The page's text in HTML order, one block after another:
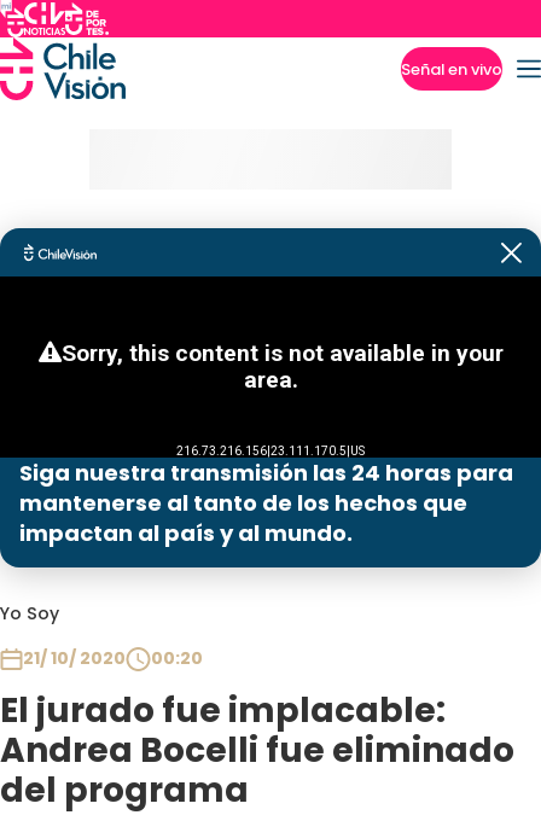
Señal en vivo
Siga nuestra transmisión las 24 horas para
mantenerse al tanto de los hechos que
impactan al país y al mundo.
Yo Soy
21/ 10/ 2020
00:20
El jurado fue implacable:
Andrea Bocelli fue eliminado
del programa
Programas
Club De La Comedia
Contigo en Directo
Plan Perfecto
El Tiempo
Sabingo
Todos Los Programas